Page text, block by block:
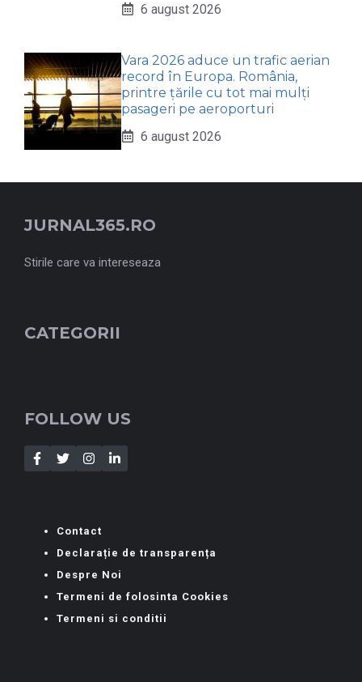
6 august 2026
Vara 2026 aduce un trafic aerian
record în Europa. România,
printre țările cu tot mai mulți
pasageri pe aeroporturi
6 august 2026
JURNAL365.RO
Stirile care va intereseaza
CATEGORII
FOLLOW US
Contact
Declarație de transparența
Despre Noi
Termeni de folosinta Cookies
Termeni si conditii